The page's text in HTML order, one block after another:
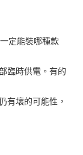
定能裝哪種款
臨時供電。有的
有壞的可能性，